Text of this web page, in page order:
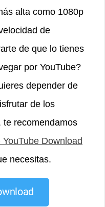
alta como 1080p
de
de que lo tienes
por YouTube?
depender de
de los
recomendamos
YouTube Download
necesitas.